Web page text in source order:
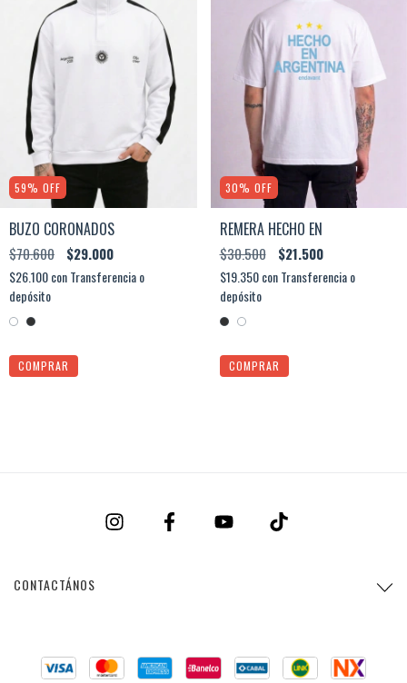
59% OFF
BUZO CORONADOS
$70.600 $29.000
$26.100conTransferencia o
depósito
COMPRAR
30% OFF
REMERA HECHO EN
$30.500 $21.500
$19.350con Transferencia o
depósito
COMPRAR
CONTACTÁNOS